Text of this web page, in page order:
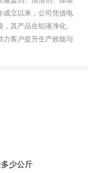
成立以来，公司凭借电
其产品在铝液净化、
力客户提升生产效能与
少公斤